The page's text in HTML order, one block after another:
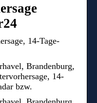
14-Tage-
Brandenburg,
14-
bzw.